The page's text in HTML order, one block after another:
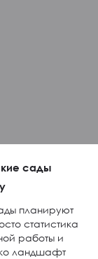
сады
планируют
статистика
работы и
ландшафт